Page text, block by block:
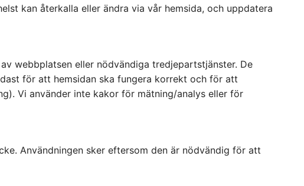
kan återkalla eller ändra via vår hemsida, och uppdatera
webbplatsen eller nödvändiga tredjepartstjänster. De
för att hemsidan ska fungera korrekt och för att
Vi använder inte kakor för mätning/analys eller för
Användningen sker eftersom den är nödvändig för att